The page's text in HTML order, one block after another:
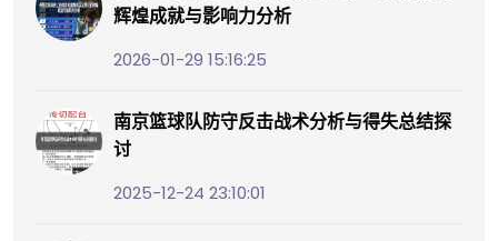
辉煌成就与影响力分析
2026-01-29 15:16:25
南京篮球队防守反击战术分析与得失总结探
讨
2025-12-24 23:10:01